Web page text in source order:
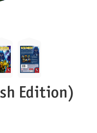
Edition)